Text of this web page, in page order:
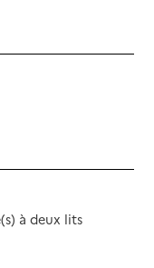
à deux lits